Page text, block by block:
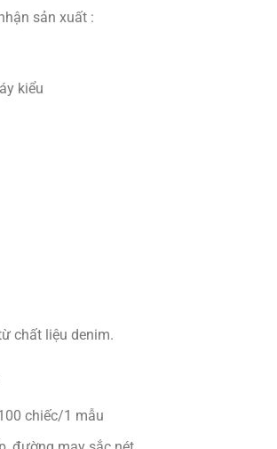
sản xuất :
kiểu
chất liệu denim.
chiếc/1 mẫu